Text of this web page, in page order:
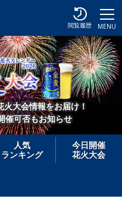
MENU
閲覧履歴
大会情報をお届け！
催可否もお知らせ
人気
ランキング
今日開催
花火大会